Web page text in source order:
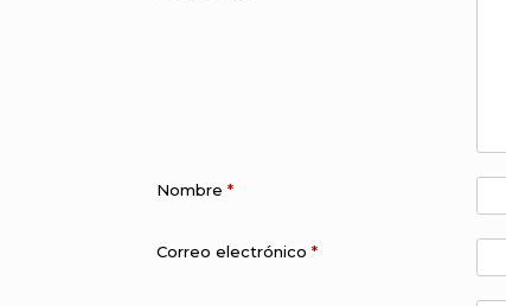
Nombre *
Correo electrónico *